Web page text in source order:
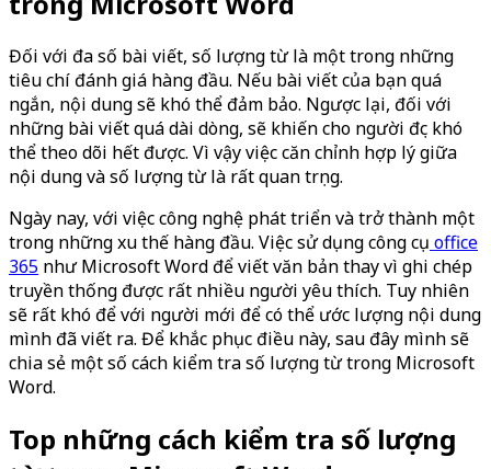
Đối với đa số bài viết, số lượng từ là một trong những
tiêu chí đánh giá hàng đầu. Nếu bài viết của bạn quá
ngắn, nội dung sẽ khó thể đảm bảo. Ngược lại, đối với
những bài viết quá dài dòng, sẽ khiến cho người đọc khó
thể theo dõi hết được. Vì vậy việc căn chỉnh hợp lý giữa
nội dung và số lượng từ là rất quan trọng.
Ngày nay, với việc công nghệ phát triển và trở thành một
trong những xu thế hàng đầu. Việc sử dụng công cụ office
365 như Microsoft Word để viết văn bản thay vì ghi chép
truyền thống được rất nhiều người yêu thích. Tuy nhiên
sẽ rất khó để với người mới để có thể ước lượng nội dung
mình đã viết ra. Để khắc phục điều này, sau đây mình sẽ
chia sẻ một số cách kiểm tra số lượng từ trong Microsoft
Word.
Top những cách kiểm tra số lượng